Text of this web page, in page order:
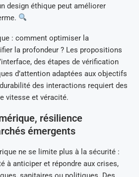
design éthique peut améliorer
: comment optimiser la
la profondeur ? Les propositions
des étapes de vérification
d’attention adaptées aux objectifs
des interactions requiert des
vitesse et véracité.
résilience
émergents
ne se limite plus à la sécurité :
à anticiper et répondre aux crises,